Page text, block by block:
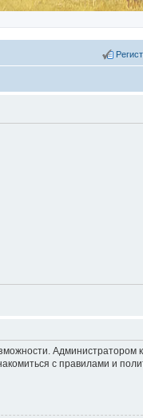
Администратором
с правилами и